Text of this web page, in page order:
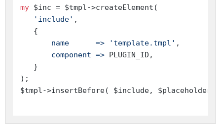
my $inc = $tmpl->createElement(
'include' ,
   {
name      =>
'template.tmpl' ,
component => PLUGIN_ID,
   }
);
$tmpl->insertBefore( $include, $placeholder